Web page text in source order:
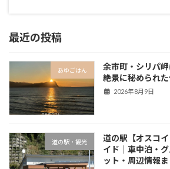
最近の投稿
あゆごはん
余市町・シリパ
絶景に秘められ
2026年8月9日
道の駅・観光
道の駅【オスコ
イド｜車中泊・
ット・周辺情報